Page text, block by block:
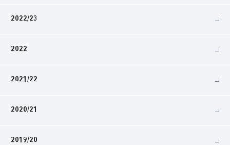
2022/23
2022
2021/22
2020/21
2019/20